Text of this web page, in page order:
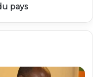
pays